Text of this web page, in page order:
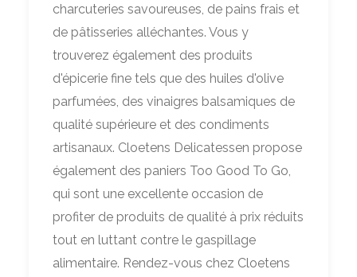
charcuteries savoureuses, de pains frais et
de pâtisseries alléchantes. Vous y
trouverez également des produits
d'épicerie fine tels que des huiles d'olive
parfumées, des vinaigres balsamiques de
qualité supérieure et des condiments
artisanaux. Cloetens Delicatessen propose
également des paniers Too Good To Go,
qui sont une excellente occasion de
profiter de produits de qualité à prix réduits
tout en luttant contre le gaspillage
alimentaire. Rendez-vous chez Cloetens